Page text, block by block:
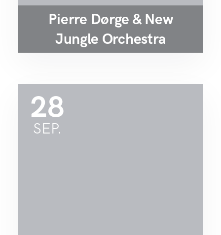
Pierre Dørge & New
Jungle Orchestra
28
SEP.